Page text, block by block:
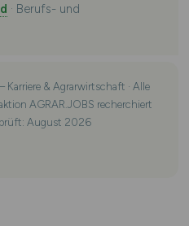
· Berufs- und
– Karriere & Agrarwirtschaft · Alle
AGRAR.JOBS recherchiert
August 2026